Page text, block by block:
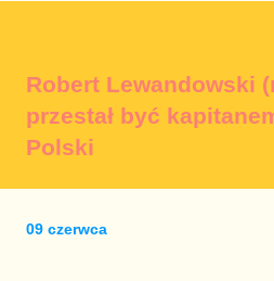
Robert Lewandowski
przestał być
Polski
09 czerwca